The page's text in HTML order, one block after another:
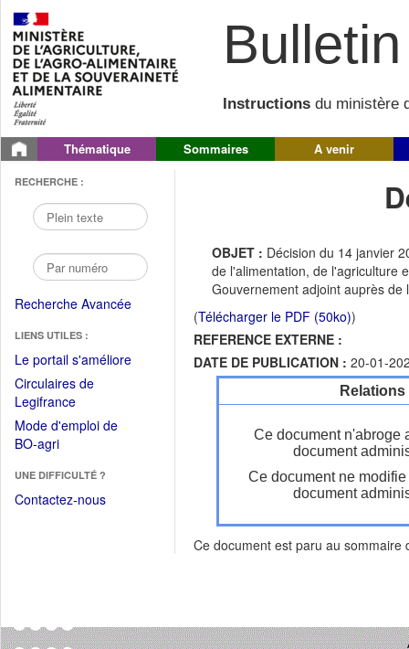
Instructions du ministère
Thématique Sommaires A venir
RECHERCHE :
Recherche Avancée
LIENS UTILES :
Le portail s'améliore(Fichier
Circulaires de
Legifrance(Ouvrir
dans
une
fenêtre)
Mode d'emploi de
BO-agri(Ouvrir
une
nouvelle
UNE DIFFICULTÉ ?
Contactez-nous
OBJET : Décision du 14 janvier
de l'alimentation, de l'agriculture
Gouvernement adjoint auprès
(Télécharger le PDF (50ko))
REFERENCE EXTERNE :
DATE DE PUBLICATION : 20-01-
Ce document n'abroge
document
Ce document ne
document
Ce document est paru au sommaire